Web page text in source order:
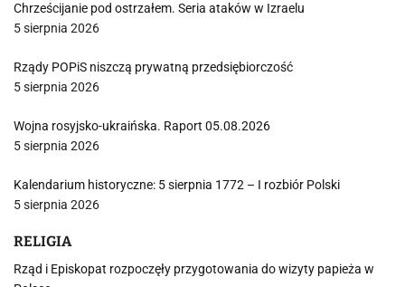
Chrześcijanie pod ostrzałem. Seria ataków w Izraelu
5 sierpnia 2026
Rządy POPiS niszczą prywatną przedsiębiorczość
5 sierpnia 2026
Wojna rosyjsko-ukraińska. Raport 05.08.2026
5 sierpnia 2026
Kalendarium historyczne: 5 sierpnia 1772 – I rozbiór Polski
5 sierpnia 2026
RELIGIA
Rząd i Episkopat rozpoczęły przygotowania do wizyty papieża w